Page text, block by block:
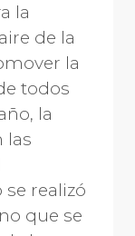
la
de la
la
todos
la
las
realizó
que se